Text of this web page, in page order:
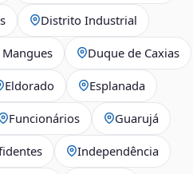
Distrito Industrial
Mangues Duque de Caxias
Eldorado Esplanada
Funcionários Guarujá
Independência